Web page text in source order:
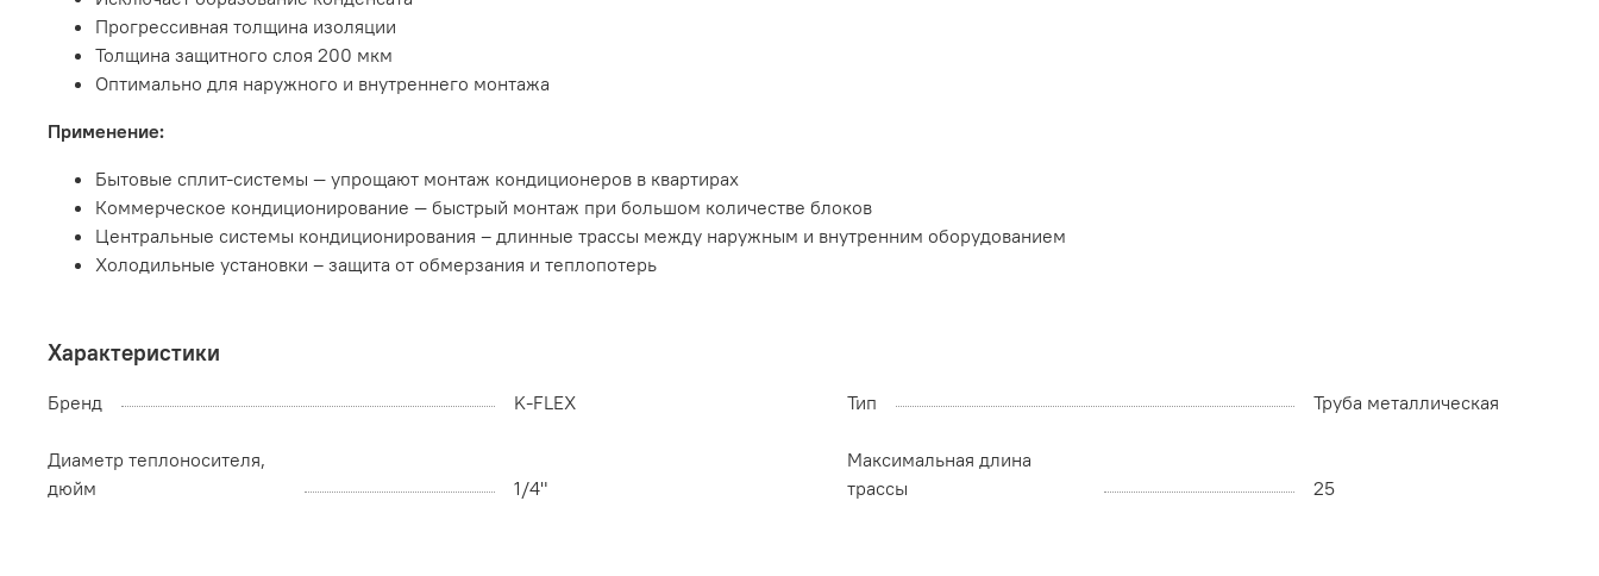
Прогрессивная толщина изоляции
Толщина защитного слоя 200 мкм
Оптимально для наружного и внутреннего монтажа
Применение:
Бытовые сплит-системы — упрощают монтаж кондиционеров в квартирах
Коммерческое кондиционирование — быстрый монтаж при большом количестве блоков
Центральные системы кондиционирования – длинные трассы между наружным и внутренним оборудованием
Холодильные установки – защита от обмерзания и теплопотерь
Характеристики
Бренд K-FLEX Тип Труба металлическая
Диаметр теплоносителя,
дюйм
1/4"
Максимальная длина
трассы
25